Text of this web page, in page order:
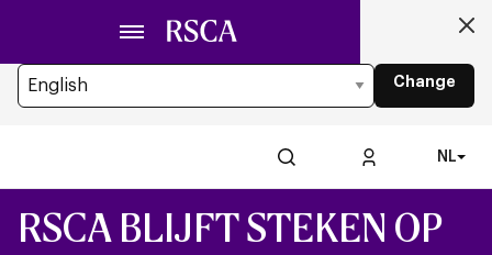
hoofdinhoud
Looking for another Language?
Change
NL
RSCA BLIJFT STEKEN OP